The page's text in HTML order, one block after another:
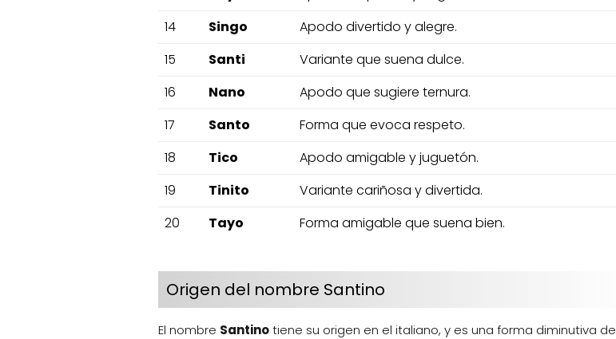
14
Singo
Apodo divertido y alegre.
15
Santi
Variante que suena dulce.
16
Nano
Apodo que sugiere ternura.
17
Santo
Forma que evoca respeto.
18
Tico
Apodo amigable y juguetón.
19
Tinito
Variante cariñosa y divertida.
20
Tayo Forma amigable que suena bien.
Origen del nombre Santino
El nombre Santinotiene su origen en el italiano, y es una forma diminutiva de